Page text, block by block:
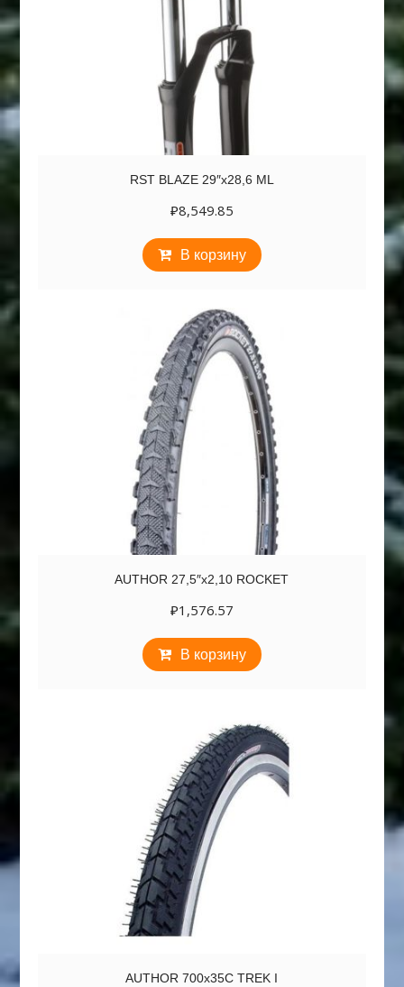
RST BLAZE 29″х28,6 ML
₽8,549.85
В корзину
AUTHOR 27,5″х2,10 ROCKET
₽1,576.57
В корзину
AUTHOR 700х35C TREK I